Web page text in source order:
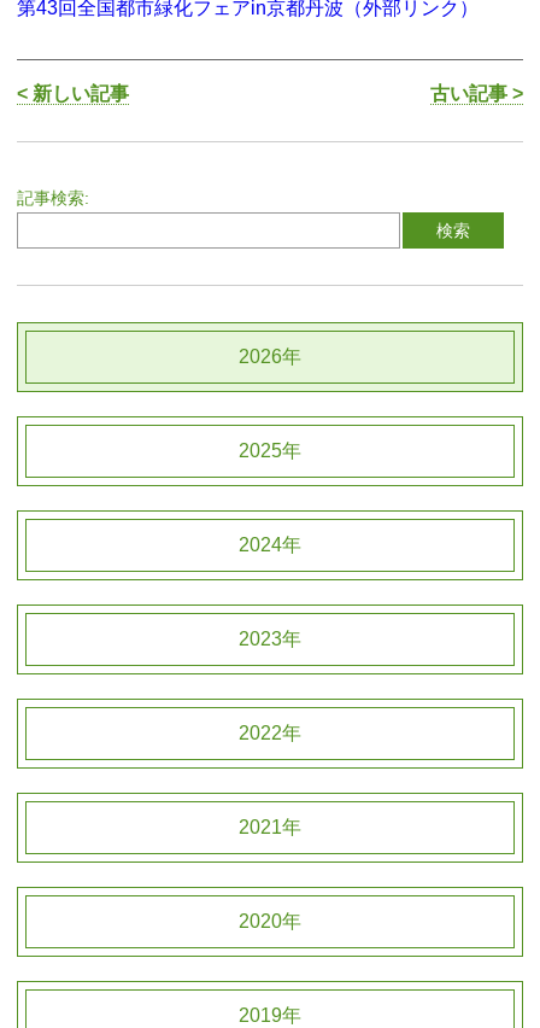
第43回全国都市緑化フェアin京都丹波（外部リンク）
< 新しい記事 古い記事 >
記事検索:
2026年
2025年
2024年
2023年
2022年
2021年
2020年
2019年